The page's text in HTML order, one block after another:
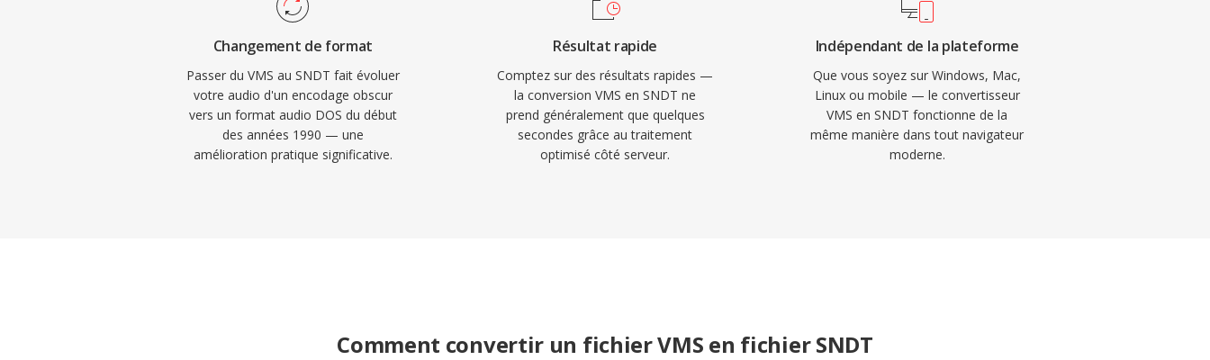
Changement de format
Passer du VMS au SNDT fait évoluer
votre audio d'un encodage obscur
vers un format audio DOS du début
des années 1990 — une
amélioration pratique significative.
Résultat rapide
Comptez sur des résultats rapides —
la conversion VMS en SNDT ne
prend généralement que quelques
secondes grâce au traitement
optimisé côté serveur.
Indépendant de la plateforme
Que vous soyez sur Windows, Mac,
Linux ou mobile — le convertisseur
VMS en SNDT fonctionne de la
même manière dans tout navigateur
moderne.
Comment convertir un fichier VMS en fichier SNDT